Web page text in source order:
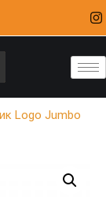
Logo Jumbo